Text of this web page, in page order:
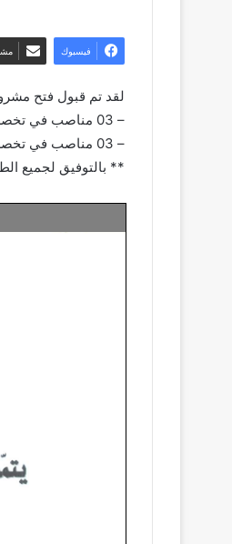
فيسبوك
لقد تم قبول فتح مشروع
– 03 مناصب في تخصص : النشاط البدني الرياضي الترويحي.
– 03 مناصب في تخصص : النشاط البدني الرياضي المدرسي
** بالتوفيق لجميع